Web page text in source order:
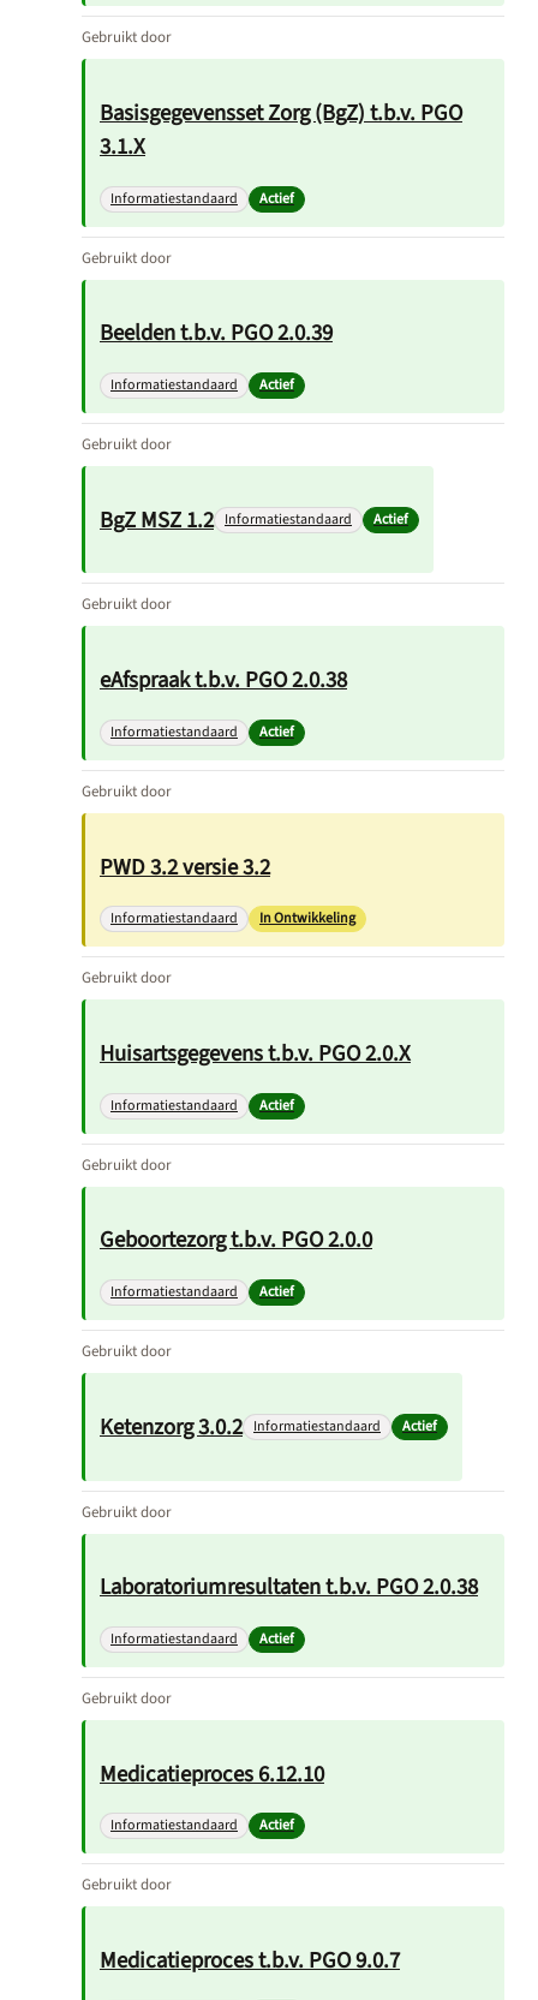
Gebruikt door
Basisgegevensset Zorg (BgZ) t.b.v. PGO
3.1.X
Informatiestandaard Actief
Gebruikt door
Beelden t.b.v. PGO 2.0.39
Informatiestandaard Actief
Gebruikt door
BgZ MSZ 1.2 Informatiestandaard Actief
Gebruikt door
eAfspraak t.b.v. PGO 2.0.38
Informatiestandaard Actief
Gebruikt door
PWD 3.2 versie 3.2
Informatiestandaard In Ontwikkeling
Gebruikt door
Huisartsgegevens t.b.v. PGO 2.0.X
Informatiestandaard Actief
Gebruikt door
Geboortezorg t.b.v. PGO 2.0.0
Informatiestandaard Actief
Gebruikt door
Ketenzorg 3.0.2 Informatiestandaard Actief
Gebruikt door
Laboratoriumresultaten t.b.v. PGO 2.0.38
Informatiestandaard Actief
Gebruikt door
Medicatieproces 6.12.10
Informatiestandaard Actief
Gebruikt door
Medicatieproces t.b.v. PGO 9.0.7